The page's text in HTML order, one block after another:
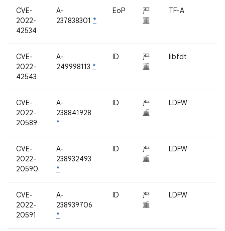
CVE-
2022-
42534
A-
237838301 *
EoP
严
重
TF-A
CVE-
2022-
42543
A-
249998113 *
ID
严
重
libfdt
CVE-
2022-
20589
A-
238841928
*
ID
严
重
LDFW
CVE-
2022-
20590
A-
238932493
*
ID
严
重
LDFW
CVE-
2022-
20591
A-
238939706
*
ID
严
重
LDFW